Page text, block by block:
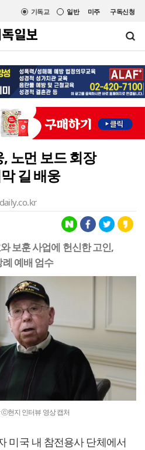
미주 구독신청
일반
기독교
노먼 보드 회장
길 배웅
보훈 사업에 헌신한 고인,
예배 엄수
현지 인터뷰 영상 캡처
미국 내 참전용사 단체에서